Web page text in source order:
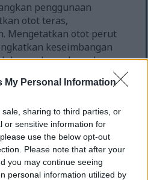
My Personal Information
sharing to third parties, or
or sensitive information for
use the below opt-out
Please note that after your
you may continue seeing
personal information utilized by
penggunaan
otot teras,
Mengetatkan otot perut
keseimbangan
membawa kepada
dalam aktiviti harian dan
risiko jatuh dan
latihan
kepada senaman
elips, meningkatkan
otot. Latihan ini
dan ketangkasan, yang